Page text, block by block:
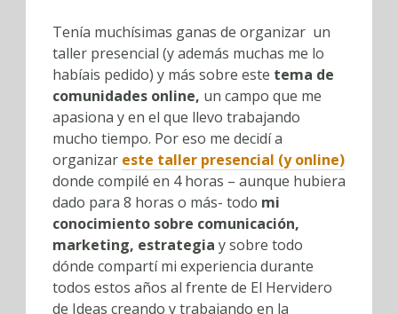
Tenía muchísimas ganas de organizar un
taller presencial (y además muchas me lo
habíais pedido) y más sobre este tema de
comunidades online, un campo que me
apasiona y en el que llevo trabajando
mucho tiempo. Por eso me decidí a
organizar este taller presencial (y online)
donde compilé en 4 horas – aunque hubiera
dado para 8 horas o más- todo mi
conocimiento sobre comunicación,
marketing, estrategia y sobre todo
dónde compartí mi experiencia durante
todos estos años al frente de El Hervidero
de Ideas creando y trabajando en la